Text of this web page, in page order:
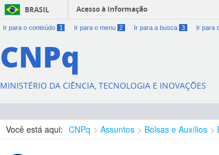
BRASIL Acesso à informação
Ir para o conteúdo 1 Ir para o menu 2 Ir para a busca 3 Ir para
CNPq
MINISTÉRIO DA CIÊNCIA, TECNOLOGIA E INOVAÇÕES
Você está aqui: CNPq Assuntos Bolsas e Auxílios